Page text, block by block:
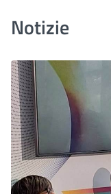
Notizie